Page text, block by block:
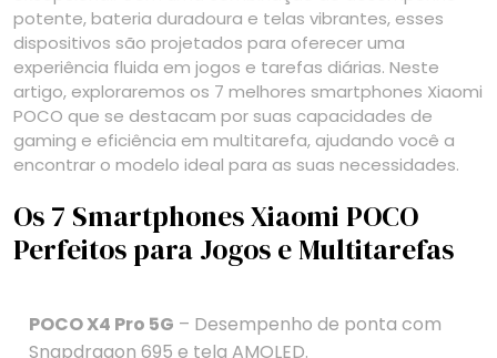
potente, bateria duradoura e telas vibrantes, esses
dispositivos são projetados para oferecer uma
experiência fluida em jogos e tarefas diárias. Neste
artigo, exploraremos os 7 melhores smartphones Xiaomi
POCO que se destacam por suas capacidades de
gaming e eficiência em multitarefa, ajudando você a
encontrar o modelo ideal para as suas necessidades.
Os 7 Smartphones Xiaomi POCO
Perfeitos para Jogos e Multitarefas
POCO X4 Pro 5G – Desempenho de ponta com
Snapdragon 695 e tela AMOLED.